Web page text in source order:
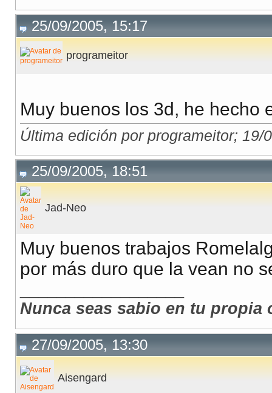
25/09/2005, 15:17
programeitor
Muy buenos los 3d, he hecho
Última edición por programeitor;
25/09/2005, 18:51
Jad-Neo
Muy buenos trabajos
por más duro que la vean no
Nunca seas sabio en tu propia
27/09/2005, 13:30
Aisengard